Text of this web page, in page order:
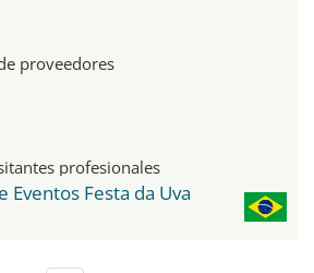
proveedores
profesionales
Eventos Festa da Uva